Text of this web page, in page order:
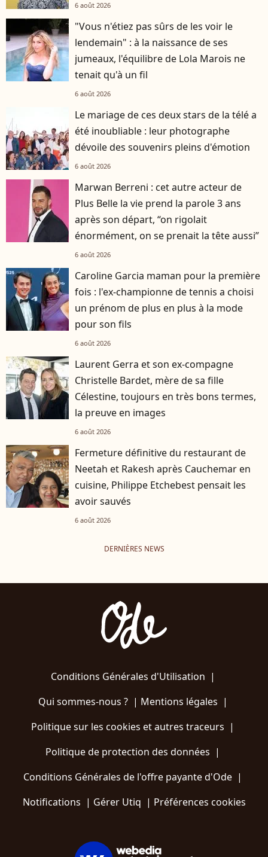
6 août 2026
"Vous n'étiez pas sûrs de les voir le
lendemain" : à la naissance de ses
jumeaux, l'équilibre de Lola Marois ne
tenait qu'à un fil
6 août 2026
Le mariage de ces deux stars de la télé a
été inoubliable : leur photographe
dévoile des souvenirs pleins d'émotion
6 août 2026
Marwan Berreni : cet autre acteur de
Plus Belle la vie prend la parole 3 ans
après son départ, “on rigolait
énormément, on se prenait la tête aussi”
6 août 2026
Caroline Garcia maman pour la première
fois : l'ex-championne de tennis a choisi
un prénom de plus en plus à la mode
pour son fils
6 août 2026
Laurent Gerra et son ex-compagne
Christelle Bardet, mère de sa fille
Célestine, toujours en très bons termes,
la preuve en images
6 août 2026
Fermeture définitive du restaurant de
Neetah et Rakesh après Cauchemar en
cuisine, Philippe Etchebest pensait les
avoir sauvés
6 août 2026
DERNIÈRES NEWS
Conditions Générales d'Utilisation |
Qui sommes-nous ?| Mentions légales |
Politique sur les cookies et autres traceurs |
Politique de protection des données |
Conditions Générales de l'offre payante d'Ode |
Notifications | Gérer Utiq | Préférences cookies